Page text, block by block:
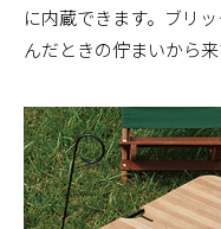
に内蔵できます。ブリ
んだときの佇まいから来